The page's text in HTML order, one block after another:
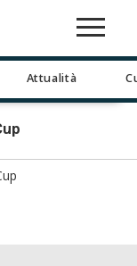
Attualità